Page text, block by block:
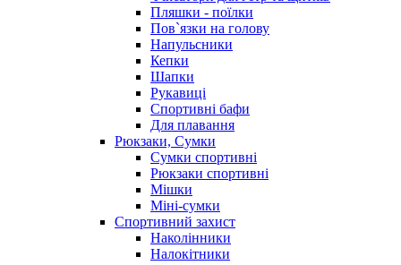
Пляшки - поїлки
Пов`язки на голову
Напульсники
Кепки
Шапки
Рукавиці
Спортивні бафи
Для плавання
Рюкзаки, Сумки
Сумки спортивні
Рюкзаки спортивні
Мішки
Міні-сумки
Спортивний захист
Наколінники
Налокітники